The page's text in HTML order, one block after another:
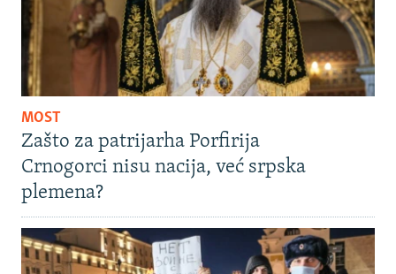
MOST
Zašto za patrijarha Porfirija
Crnogorci nisu nacija, već srpska
plemena?